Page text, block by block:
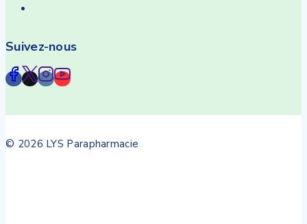
Suivez-nous
© 2026 LYS Parapharmacie